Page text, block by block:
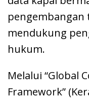
mendukung
hukum.
Melalui “Global
Framework”